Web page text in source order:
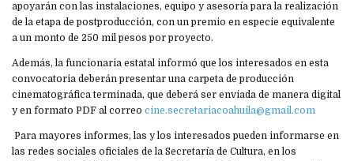
apoyarán con las instalaciones, equipo y asesoría para la realización
de la etapa de postproducción, con un premio en especie equivalente
a un monto de 250 mil pesos por proyecto.
Además, la funcionaria estatal informó que los interesados en esta
convocatoria deberán presentar una carpeta de producción
cinematográfica terminada, que deberá ser enviada de manera digital
y en formato PDF al correo cine.secretariacoahuila@gmail.com
Para mayores informes, las y los interesados pueden informarse en
las redes sociales oficiales de la Secretaría de Cultura, en los